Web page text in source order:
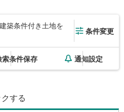
築条件付き土地を
条件変更
索条件保存 通知設定
する